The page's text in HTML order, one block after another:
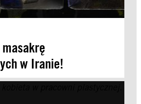
w Iranie!